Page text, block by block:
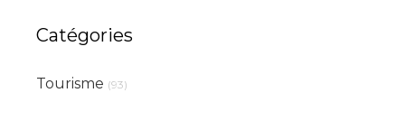
Catégories
Tourisme (93)